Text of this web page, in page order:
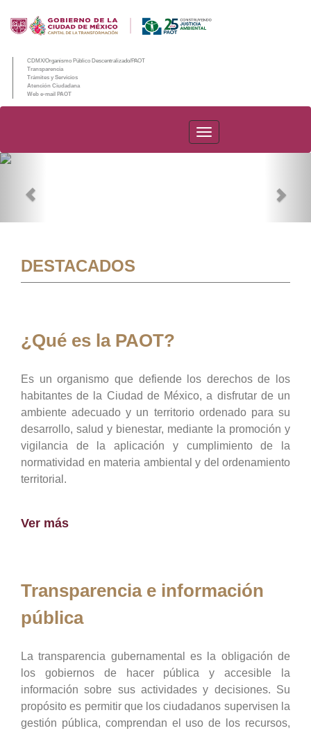
CDMX/Organismo Público Descentralizado/PAOT
Transparencia
Trámites y Servicios
Atención Ciudadana
Web e-mail PAOT
PAOT
DESTACADOS
¿Qué es la PAOT?
Es un organismo que defiende los derechos de los
habitantes de la Ciudad de México, a disfrutar de un
ambiente adecuado y un territorio ordenado para su
desarrollo, salud y bienestar, mediante la promoción y
vigilancia de la aplicación y cumplimiento de la
normatividad en materia ambiental y del ordenamiento
territorial.
Ver más
Transparencia e información
pública
La transparencia gubernamental es la obligación de
los gobiernos de hacer pública y accesible la
información sobre sus actividades y decisiones. Su
propósito es permitir que los ciudadanos supervisen la
gestión pública, comprendan el uso de los recursos,